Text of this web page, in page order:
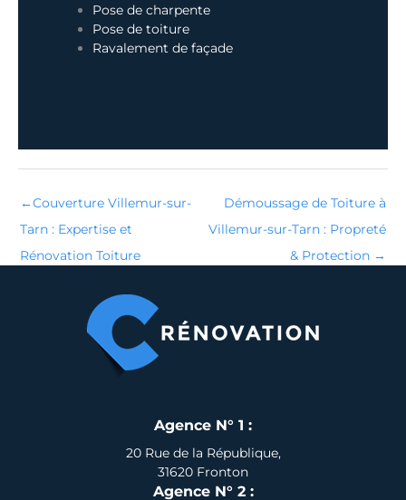
Pose de charpente
Pose de toiture
Ravalement de façade
←Couverture Villemur-sur-
Tarn : Expertise et
Rénovation Toiture
Démoussage de Toiture à
Villemur-sur-Tarn : Propreté
& Protection →
Agence N° 1 :
20 Rue de la République,
31620 Fronton
Agence N° 2 :